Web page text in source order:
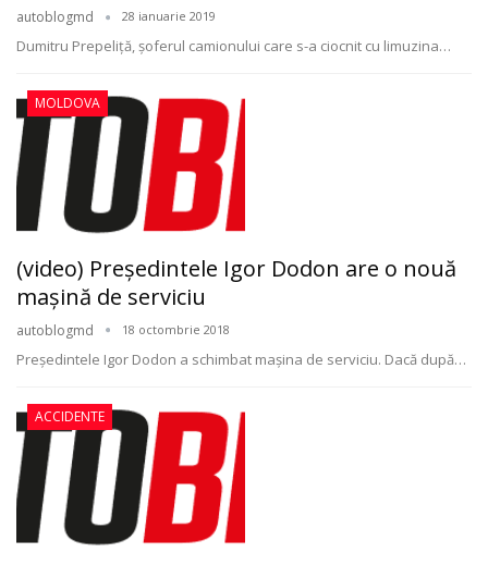
autoblogmd 28 ianuarie 2019
Dumitru Prepeliţă, şoferul camionului care s-a ciocnit cu limuzina…
MOLDOVA
(video) Preşedintele Igor Dodon are o nouă
maşină de serviciu
autoblogmd 18 octombrie 2018
Preşedintele Igor Dodon a schimbat maşina de serviciu. Dacă după…
ACCIDENTE